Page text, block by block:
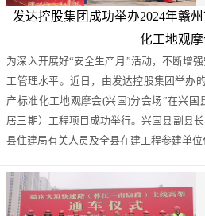
发达控股集团成功举办2024年赣
化工地观摩
为深入开展好“安全生产月”活动，不断增
工管理水平。近日，由发达控股集团举办
产标准化工地观摩会(兴国)分会场”在兴国
居三期）工程项目成功举行。兴国县副县
县住建局有关人员及全县在建工程参建单位